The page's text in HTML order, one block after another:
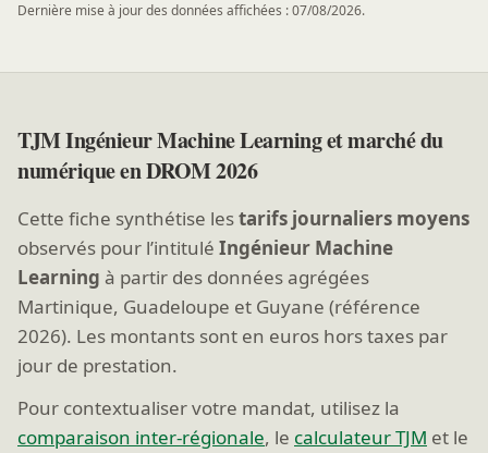
Dernière mise à jour des données affichées : 07/08/2026.
TJM Ingénieur Machine Learning et marché du
numérique en DROM 2026
Cette fiche synthétise lestarifs journaliers moyens
observés pour l’intitulé Ingénieur Machine
Learning à partir des données agrégées
Martinique, Guadeloupe et Guyane (référence
2026). Les montants sont en euros hors taxes par
jour de prestation.
Pour contextualiser votre mandat, utilisez la
comparaison inter-régionale, le calculateur TJM et le